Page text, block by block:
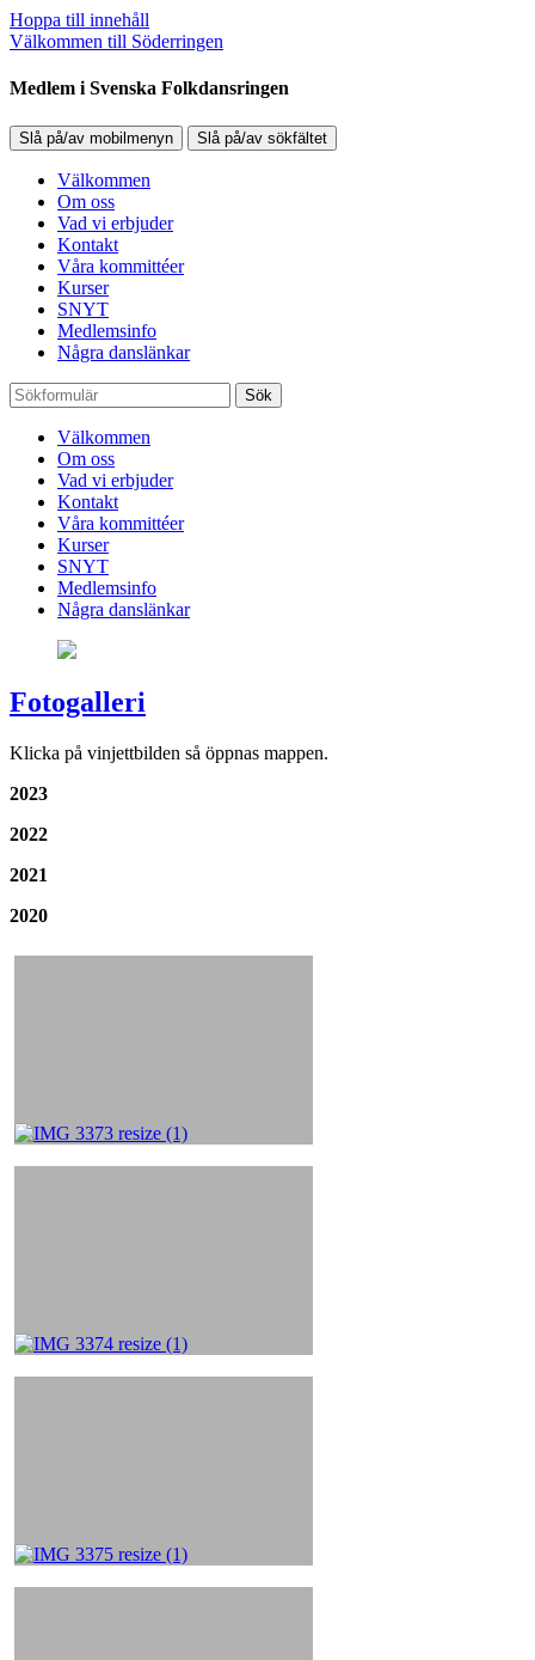
Hoppa till innehåll
Välkommen till Söderringen
Medlem i Svenska Folkdansringen
Slå på/av mobilmenyn Slå på/av sökfältet
Välkommen
Om oss
Vad vi erbjuder
Kontakt
Våra kommittéer
Kurser
SNYT
Medlemsinfo
Några danslänkar
Sök
Välkommen
Om oss
Vad vi erbjuder
Kontakt
Våra kommittéer
Kurser
SNYT
Medlemsinfo
Några danslänkar
Fotogalleri
Klicka på vinjettbilden så öppnas mappen.
2023
2022
2021
2020